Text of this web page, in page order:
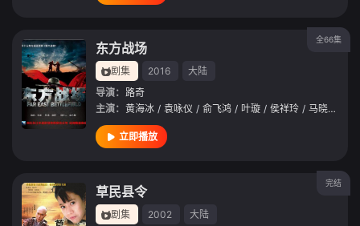
全66集
东方战场
剧集 2016
大陆
导演： 路奇
主演： 黄海冰 / 袁咏仪 / 俞飞鸿 / 叶璇 / 侯祥玲 / 马晓伟
立即播放
完结
草民县令
剧集 2002
大陆